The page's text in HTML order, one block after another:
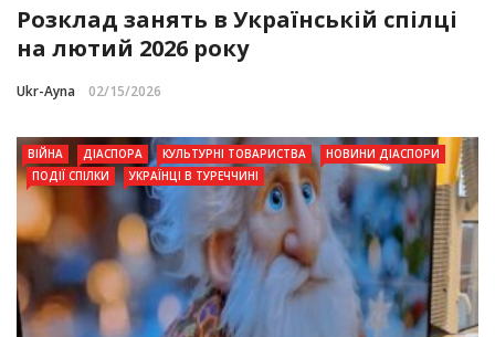
Розклад занять в Українській спілці
на лютий 2026 року
Ukr-Ayna 02/15/2026
ВІЙНА ДІАСПОРА КУЛЬТУРНІ ТОВАРИСТВА
НОВИНИ ДІАСПОРИ
ПОДІЇ СПІЛКИ
УКРАЇНЦІ В ТУРЕЧЧИНІ